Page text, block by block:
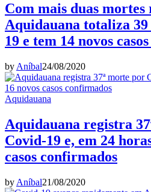
Com mais duas mortes
Aquidauana totaliza
19 e tem 14 novos
by Aníbal24/08/2020
Aquidauana
Aquidauana registra
Covid-19 e, em 24
casos confirmados
by Aníbal21/08/2020